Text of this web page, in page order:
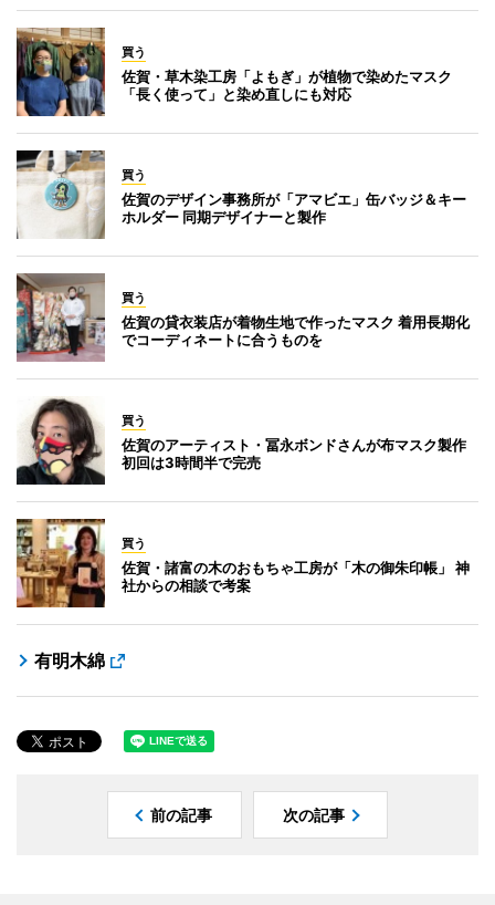
買う
佐賀・草木染工房「よもぎ」が植物で染めたマスク
「長く使って」と染め直しにも対応
買う
佐賀のデザイン事務所が「アマビエ」缶バッジ＆キー
ホルダー 同期デザイナーと製作
買う
佐賀の貸衣装店が着物生地で作ったマスク 着用長期化
でコーディネートに合うものを
買う
佐賀のアーティスト・冨永ボンドさんが布マスク製作
初回は3時間半で完売
買う
佐賀・諸富の木のおもちゃ工房が「木の御朱印帳」 神
社からの相談で考案
有明木綿
前の記事 次の記事